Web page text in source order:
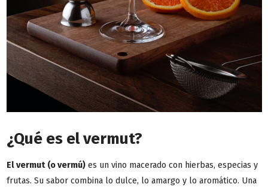
¿Qué es el vermut?
Elvermut (o vermú) es un vino macerado con hierbas, especias y
frutas. Su sabor combina lo dulce, lo amargo y lo aromático. Una